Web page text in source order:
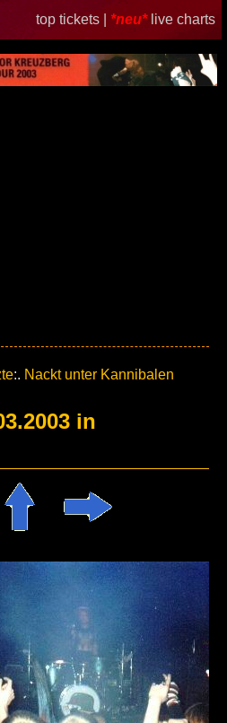
top tickets | *neu* live charts
:. Nackt unter Kannibalen
in